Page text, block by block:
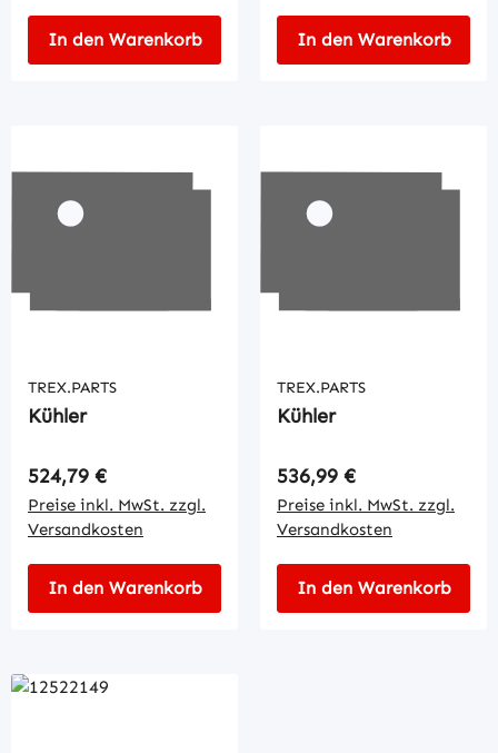
In den Warenkorb In den Warenkorb
TREX.PARTS
Kühler
Regulärer Preis:
524,79 €
Preise inkl. MwSt. zzgl.
Versandkosten
In den Warenkorb
TREX.PARTS
Kühler
Regulärer Preis:
536,99 €
Preise inkl. MwSt. zzgl.
Versandkosten
In den Warenkorb